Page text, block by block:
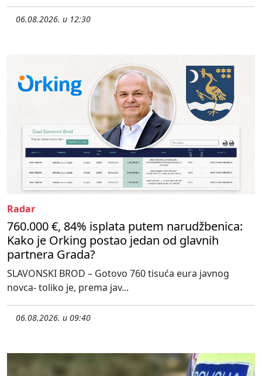
06.08.2026. u 12:30
Radar
760.000 €, 84% isplata putem narudžbenica:
Kako je Orking postao jedan od glavnih
partnera Grada?
SLAVONSKI BROD – Gotovo 760 tisuća eura javnog
novca- toliko je, prema jav...
06.08.2026. u 09:40